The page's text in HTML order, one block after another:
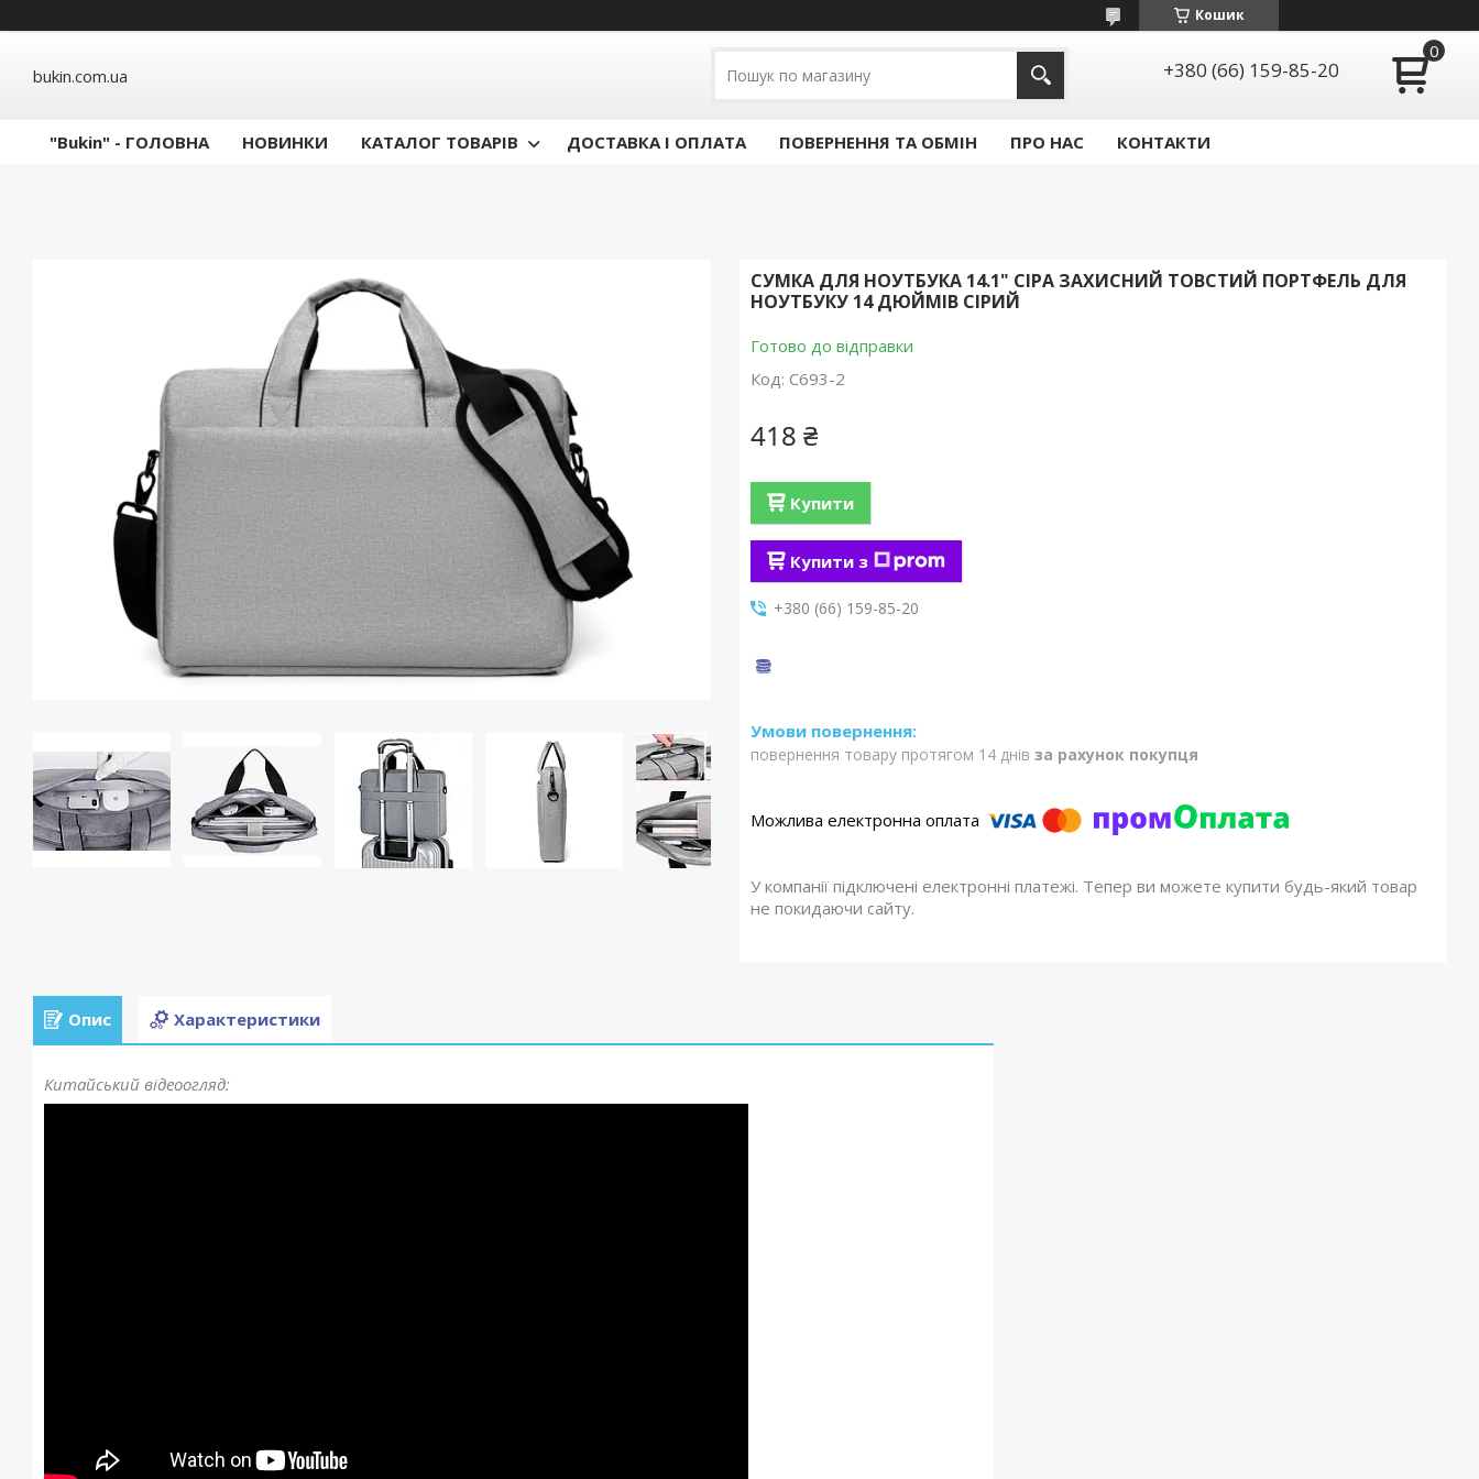
Кошик
bukin.com.ua +380 (66) 159-85-20
"Bukin" - ГОЛОВНА НОВИНКИ КАТАЛОГ ТОВАРІВ ДОСТАВКА І ОПЛАТА ПОВЕРНЕННЯ ТА ОБМІН ПРО НАС КОНТАКТИ
СУМКА ДЛЯ НОУТБУКА 14.1" СІРА ЗАХИСНИЙ ТОВСТИЙ ПОРТФЕЛЬ ДЛЯ
НОУТБУКУ 14 ДЮЙМІВ СІРИЙ
Готово до відправки
Код: С693-2
418 ₴
Купити
Купити з
+380 (66) 159-85-20
повернення товару протягом 14 днів за рахунок покупця
У компанії підключені електронні платежі. Тепер ви можете купити будь-який товар
не покидаючи сайту.
Опис Характеристики
Китайський відеоогляд: